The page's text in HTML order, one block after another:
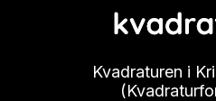
Kvadraturen i